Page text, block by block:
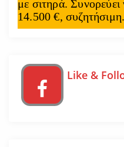
με σιτηρά.
14.500 €,
Like &